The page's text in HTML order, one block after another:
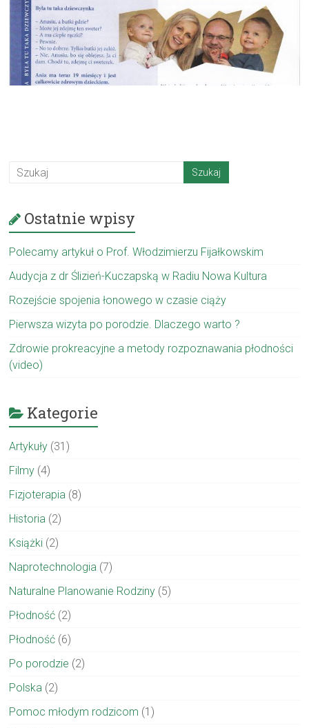
Ostatnie wpisy
Polecamy artykuł o Prof. Włodzimierzu Fijałkowskim
Audycja z dr Ślizień-Kuczapską w Radiu Nowa Kultura
Rozejście spojenia łonowego w czasie ciąży
Pierwsza wizyta po porodzie. Dlaczego warto ?
Zdrowie prokreacyjne a metody rozpoznawania płodności
(video)
Kategorie
Artykuły (31)
Filmy (4)
Fizjoterapia (8)
Historia (2)
Książki (2)
Naprotechnologia (7)
Naturalne Planowanie Rodziny (5)
Płodność (2)
Płodność (6)
Po porodzie (2)
Polska (2)
Pomoc młodym rodzicom (1)